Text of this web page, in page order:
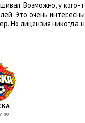
Возможно, у кого-
Это очень
Но лицензия никогда